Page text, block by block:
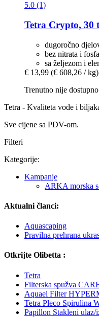
5.0 (1)
Tetra Crypto, 30
dugoročno
bez nitrata i
sa željezom i
€ 13,99 (€ 608,26 / kg)
Trenutno nije dostupno
Tetra - Kvaliteta vode i
Sve cijene sa PDV-om.
Filteri
Kategorije:
Kampanje
ARKA morska
Aktualni članci:
Aquascaping
Pravilna prehrana
Otkrijte Olibetta :
Tetra
Filterska spužva
Aquael Filter
Tetra Pleco Spirulina
Papillon Stakleni